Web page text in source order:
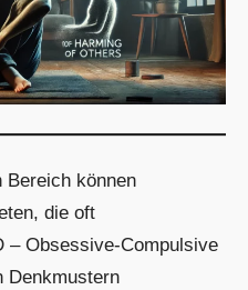
Bereich können
die oft
– Obsessive-Compulsive
Denkmustern